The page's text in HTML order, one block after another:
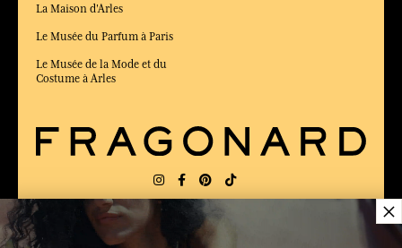
La Maison d'Arles
Le Musée du Parfum à Paris
Le Musée de la Mode et du
Costume à Arles
FR
×